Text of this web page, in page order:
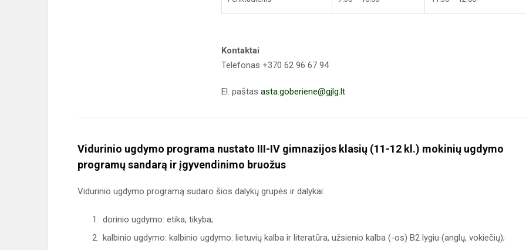
Kontaktai
Telefonas +370 62 96 67 94
El. paštas asta.goberiene@gjlg.lt
Vidurinio ugdymo programa nustato III-IV gimnazijos klasių (11-12 kl.) mokinių ugdymo
programų sandarą ir įgyvendinimo bruožus
Vidurinio ugdymo programą sudaro šios dalykų grupės ir dalykai:
dorinio ugdymo: etika, tikyba;
kalbinio ugdymo: kalbinio ugdymo: lietuvių kalba ir literatūra, užsienio kalba (-os) B2 lygiu (anglų, vokiečių);